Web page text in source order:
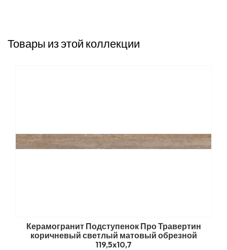
Товары из этой коллекции
Керамогранит Подступенок Про Травертин
коричневый светлый матовый обрезной
119,5x10,7